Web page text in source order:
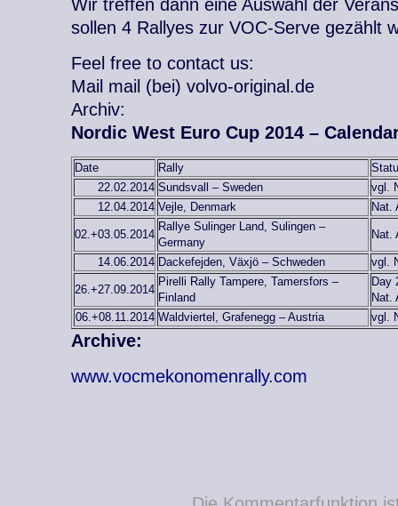
Wir treffen dann eine Auswahl der
sollen 4 Rallyes zur VOC-Serve gezählt
Feel free to contact us:
Mail mail (bei) volvo-original.de
Archiv:
Nordic West Euro Cup 2014 –
Date Rally
22.02.2014 Sundsvall – Sweden
vgl.
12.04.2014 Vejle, Denmark Nat.
02.+03.05.2014
Rallye Sulinger Land, Sulingen –
Germany
Nat.
14.06.2014 Dackefejden, Växjö – Schweden vgl.
26.+27.09.2014
Pirelli Rally Tampere, Tamersfors –
Finland
Day
Nat.
06.+08.11.2014 Waldviertel, Grafenegg – Austria vgl.
Archive:
www.vocmekonomenrally.com